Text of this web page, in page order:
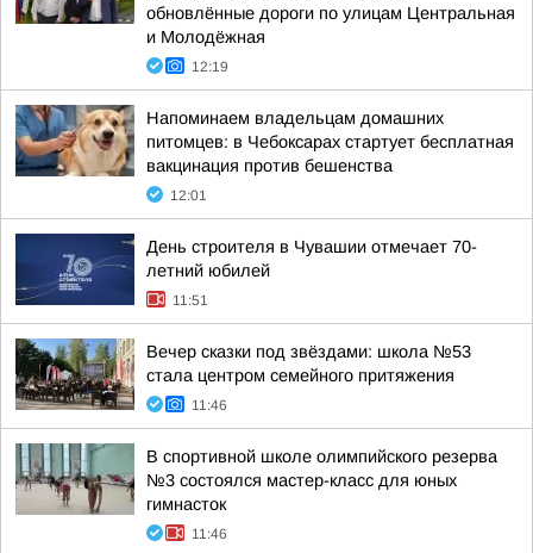
обновлённые дороги по улицам Центральная
и Молодёжная
12:19
Напоминаем владельцам домашних
питомцев: в Чебоксарах стартует бесплатная
вакцинация против бешенства
12:01
День строителя в Чувашии отмечает 70-
летний юбилей
11:51
Вечер сказки под звёздами: школа №53
стала центром семейного притяжения
11:46
В спортивной школе олимпийского резерва
№3 состоялся мастер-класс для юных
гимнасток
11:46